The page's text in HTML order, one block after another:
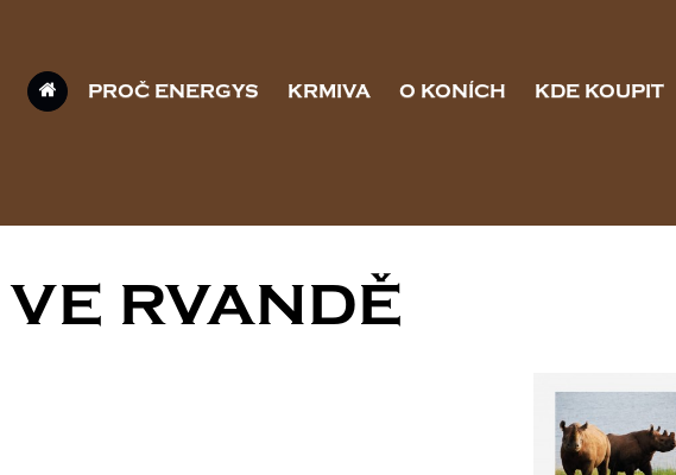
PROČ ENERGYS KRMIVA O KONÍCH KDE KOUPIT
RVANDĚ